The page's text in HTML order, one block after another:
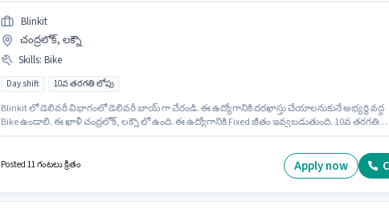
Blinkit
చంద్రలోక్, లక్నౌ
Skills: Bike
Day shift 10వ తరగతి లోపు
Blinkit లో డెలివరీ విభాగంలో డెలివరీ బాయ్ గా చేరండి. ఈ ఉద్యోగానికి దరఖాస్తు చేయాలనుకునే అభ్యర్థి వద్ద
Bike ఉండాలి. ఈ ఖాళీ చంద్రలోక్, లక్నౌ లో ఉంది. ఈ ఉద్యోగానికి Fixed జీతం ఇవ్వబడుతుంది. 10వ తరగతి
Posted 11 గంటలు క్రితం Apply now